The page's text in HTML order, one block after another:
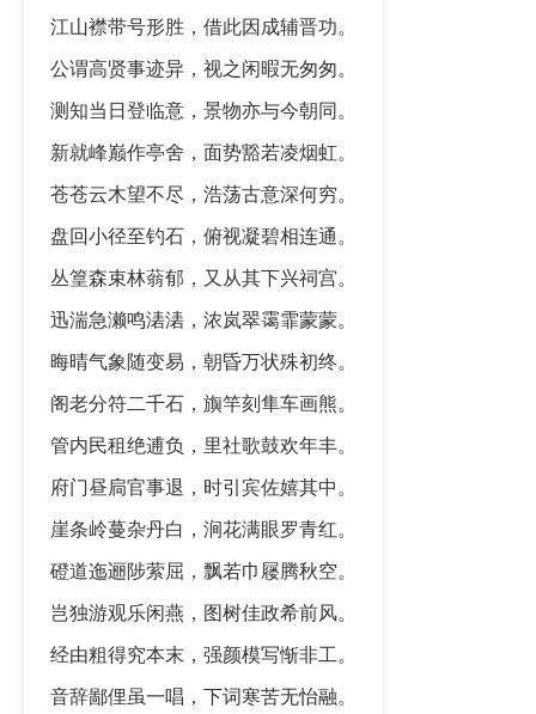
江山襟带号形胜，借此因成辅晋功。
公谓高贤事迹异，视之闲暇无匆匆。
测知当日登临意，景物亦与今朝同。
新就峰巅作亭舍，面势豁若凌烟虹。
苍苍云木望不尽，浩荡古意深何穷。
盘回小径至钓石，俯视凝碧相连通。
丛篁森束林蓊郁，又从其下兴祠宫。
迅湍急濑鸣湱湱，浓岚翠霭霏蒙蒙。
晦晴气象随变易，朝昏万状殊初终。
阁老分符二千石，旟竿刻隼车画熊。
管内民租绝逋负，里社歌鼓欢年丰。
府门昼扃官事退，时引宾佐嬉其中。
崖条岭蔓杂丹白，涧花满眼罗青红。
磴道迤逦陟萦屈，飘若巾屦腾秋空。
岂独游观乐闲燕，图树佳政希前风。
经由粗得究本末，强颜模写惭非工。
音辞鄙俚虽一唱，下词寒苦无怡融。